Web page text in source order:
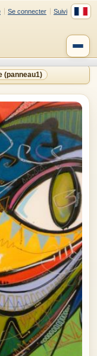
Se connecter Suivi
(panneau1)